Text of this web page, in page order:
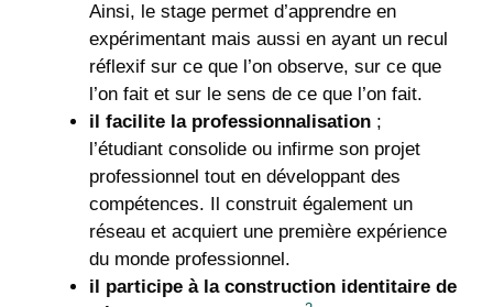
Ainsi, le stage permet d’apprendre en
expérimentant mais aussi en ayant un recul
réflexif sur ce que l’on observe, sur ce que
l’on fait et sur le sens de ce que l’on fait.
il facilite la professionnalisation ;
l’étudiant consolide ou infirme son projet
professionnel tout en développant des
compétences. Il construit également un
réseau et acquiert une première expérience
du monde professionnel.
il participe à la construction identitaire de